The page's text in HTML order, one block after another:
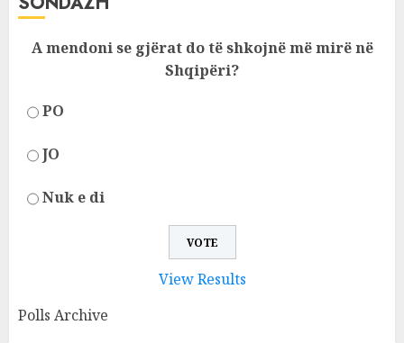
A mendoni se gjërat do të shkojnë më mirë në
Shqipëri?
PO
JO
Nuk e di
View Results
Polls Archive